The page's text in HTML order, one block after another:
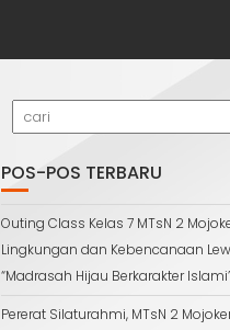
POS-POS TERBARU
Outing Class Kelas 7 MTsN 2
Lingkungan dan Kebencanaan
“Madrasah Hijau Berkarakter
Pererat Silaturahmi, MTsN 2